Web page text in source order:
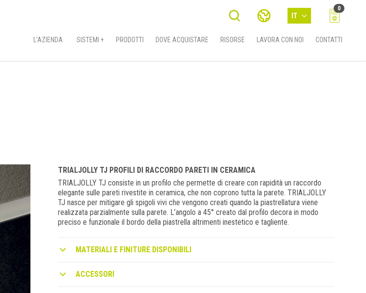
IT
0
L'AZIENDA SISTEMI + PRODOTTI DOVE ACQUISTARE RISORSE LAVORA CON NOI CONTATTI
TRIALJOLLY TJ PROFILI DI RACCORDO PARETI IN CERAMICA
TRIALJOLLY TJ consiste in un profilo che permette di creare con rapidità un raccordo
elegante sulle pareti rivestite in ceramica, che non coprono tutta la parete. TRIALJOLLY
TJ nasce per mitigare gli spigoli vivi che vengono creati quando la piastrellatura viene
realizzata parzialmente sulla parete. L’angolo a 45° creato dal profilo decora in modo
preciso e funzionale il bordo della piastrella altrimenti inestetico e tagliente.
MATERIALI E FINITURE DISPONIBILI
ACCESSORI